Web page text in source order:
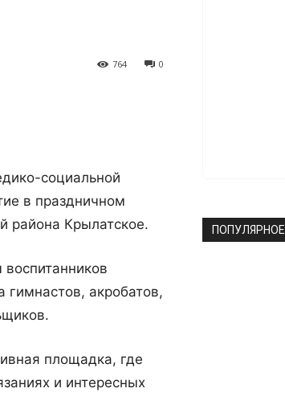
0
764
социальной
в праздничном
района Крылатское.
акробатов,
площадка, где
и интересных
ПОПУЛЯРНОЕ